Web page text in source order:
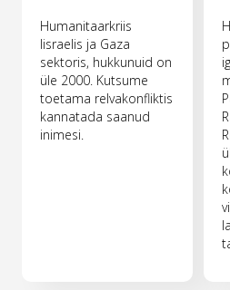
Humanitaarkriis
Iisraelis ja Gaza
sektoris, hukkunuid on
üle 2000. Kutsume
toetama relvakonfliktis
kannatada saanud
inimesi.